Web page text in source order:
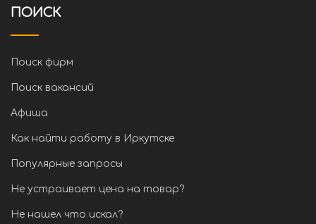
ПОИСК
Поиск фирм
Поиск вакансий
Афиша
Как найти работу в Иркутске
Популярные запросы
Не устраивает цена на товар?
Не нашел что искал?